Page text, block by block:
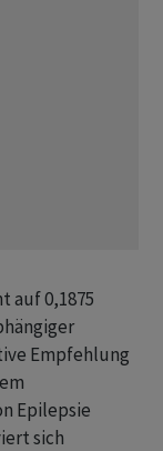
auf 0,1875
Empfehlung
Epilepsie
sich